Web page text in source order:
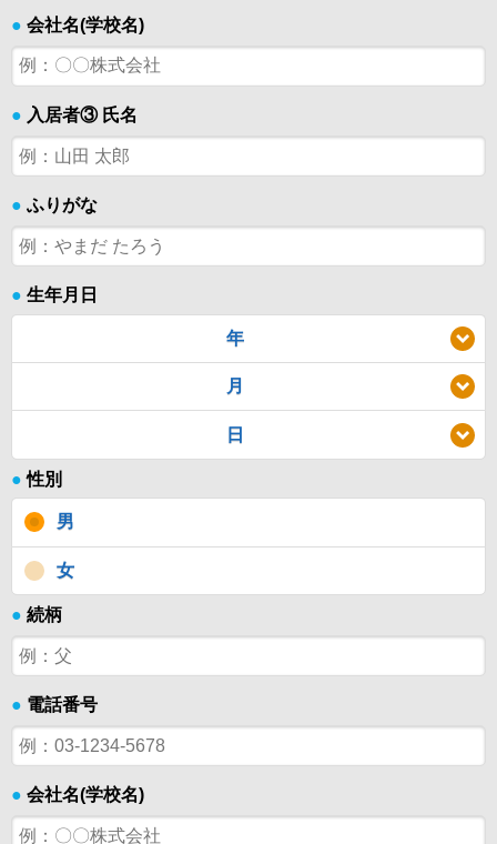
● 会社名(学校名)
● 入居者③ 氏名
● ふりがな
● 生年月日
年
月
日
● 性別
男
女
● 続柄
● 電話番号
● 会社名(学校名)